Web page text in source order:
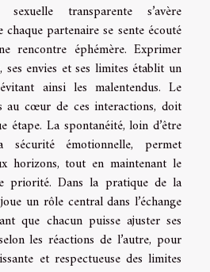
transparente s’avère
partenaire se sente écouté
rencontre éphémère. Exprimer
ses envies et ses limites établit un
ainsi les malentendus. Le
au cœur de ces interactions, doit
étape. La spontanéité, loin d’être
sécurité émotionnelle, permet
horizons, tout en maintenant le
priorité. Dans la pratique de la
un rôle central dans l’échange
que chacun puisse ajuster ses
les réactions de l’autre, pour
et respectueuse des limites